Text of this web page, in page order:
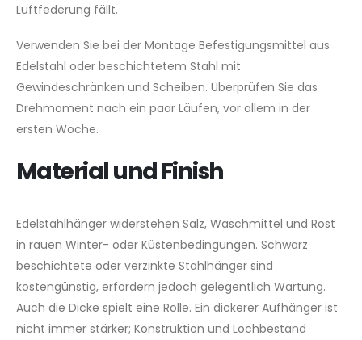
Luftfederung fällt.
Verwenden Sie bei der Montage Befestigungsmittel aus
Edelstahl oder beschichtetem Stahl mit
Gewindeschränken und Scheiben. Überprüfen Sie das
Drehmoment nach ein paar Läufen, vor allem in der
ersten Woche.
Material und Finish
Edelstahlhänger widerstehen Salz, Waschmittel und Rost
in rauen Winter- oder Küstenbedingungen. Schwarz
beschichtete oder verzinkte Stahlhänger sind
kostengünstig, erfordern jedoch gelegentlich Wartung.
Auch die Dicke spielt eine Rolle. Ein dickerer Aufhänger ist
nicht immer stärker; Konstruktion und Lochbestand